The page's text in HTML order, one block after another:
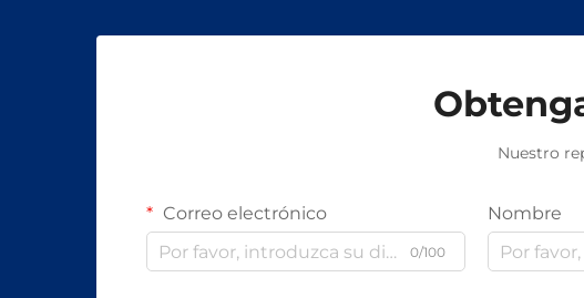
Nuestro
Correo electrónico
0/100
Nombre